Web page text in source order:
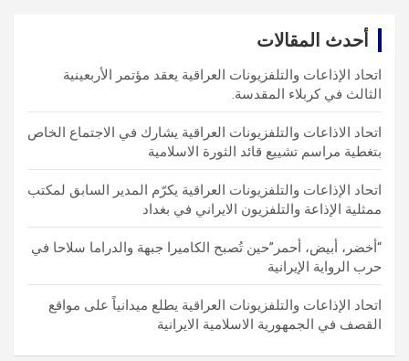
أحدث المقالات
اتحاد الإذاعات والتلفزيونات العراقية يعقد مؤتمر الأربعينية
الثالث في كربلاء المقدسة.
اتحاد الاذاعات والتلفزيونات العراقية يشارك في الاجتماع الخاص
بتغطية مراسم تشييع قائد الثورة الاسلامية
اتحاد الإذاعات والتلفزيونات العراقية يكرّم المدير السابق لمكتب
ممثلية الإذاعة والتلفزيون الايراني في بغداد
“أخضر، أبيض، أحمر”حين تُصبح الكاميرا جبهة والدراما سلاحا في
حرب الرواية الإيرانية
اتحاد الإذاعات والتلفزيونات العراقية يطلع ميدانياً على مواقع
القصف في الجمهورية الاسلامية الايرانية